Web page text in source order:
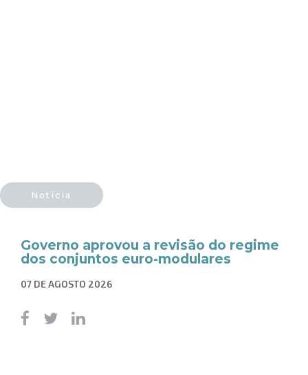
Notícia
Governo aprovou a revisão do regime
dos conjuntos euro-modulares
07 DE AGOSTO 2026